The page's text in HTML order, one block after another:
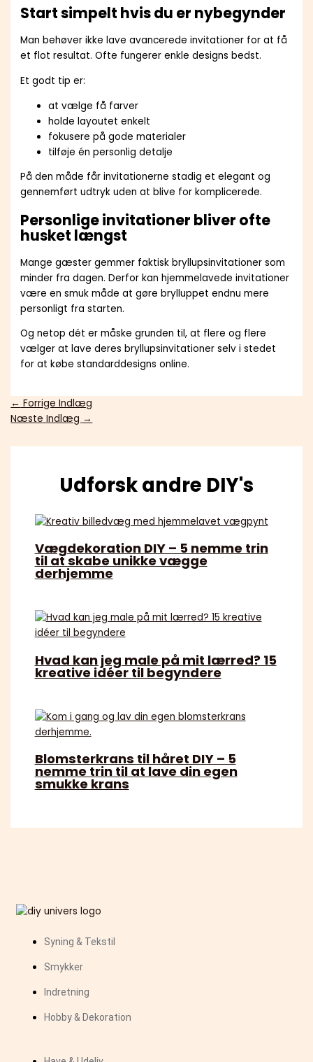
Start simpelt hvis du er nybegynder
Man behøver ikke lave avancerede invitationer for at få
et flot resultat. Ofte fungerer enkle designs bedst.
Et godt tip er:
at vælge få farver
holde layoutet enkelt
fokusere på gode materialer
tilføje én personlig detalje
På den måde får invitationerne stadig et elegant og
gennemført udtryk uden at blive for komplicerede.
Personlige invitationer bliver ofte
husket længst
Mange gæster gemmer faktisk bryllupsinvitationer som
minder fra dagen. Derfor kan hjemmelavede invitationer
være en smuk måde at gøre brylluppet endnu mere
personligt fra starten.
Og netop dét er måske grunden til, at flere og flere
vælger at lave deres bryllupsinvitationer selv i stedet
for at købe standarddesigns online.
← Forrige Indlæg
Næste Indlæg →
Udforsk andre DIY's
Vægdekoration DIY – 5 nemme trin
til at skabe unikke vægge
derhjemme
Hvad kan jeg male på mit lærred? 15
kreative idéer til begyndere
Blomsterkrans til håret DIY – 5
nemme trin til at lave din egen
smukke krans
Syning & Tekstil
Smykker
Indretning
Hobby & Dekoration